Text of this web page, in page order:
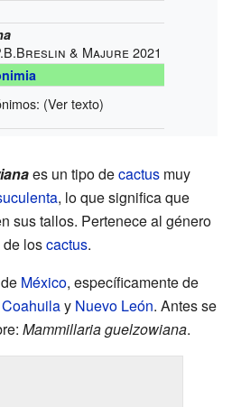
& Majure 2021
(Ver texto)
es un tipo decactus muy
, lo que significa que
sus tallos. Pertenece al género
loscactus.
México, específicamente de
Coahuilay Nuevo León. Antes se
Mammillaria guelzowiana.